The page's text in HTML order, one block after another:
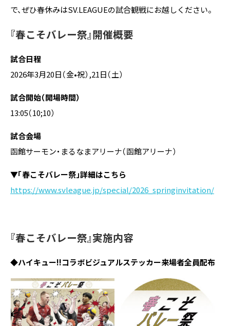
で、ぜひ春休みはSV.LEAGUEの試合観戦にお越しください。
『春こそバレー祭』開催概要
試合日程
2026年3月20日（金•祝）,21日（土）
試合開始（開場時間）
13:05（10;10）
試合会場
函館サーモン・まるなまアリーナ（函館アリーナ）
▼「春こそバレー祭」詳細はこちら
https://www.svleague.jp/special/2026_springinvitation/
『春こそバレー祭』実施内容
◆ハイキュー!!コラボビジュアルステッカー来場者全員配布